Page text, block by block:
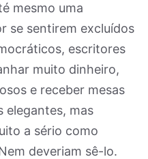
mesmo uma
se sentirem excluídos
escritores
muito dinheiro,
e receber mesas
elegantes, mas
a sério como
deveriam sê-lo.